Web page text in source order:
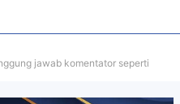
jawab komentator seperti